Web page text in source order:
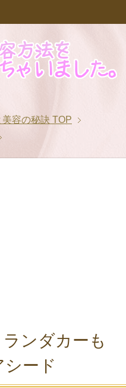
容の秘訣 TOP
ランダカーも
ード